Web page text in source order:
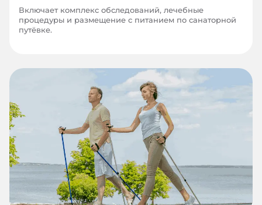
Включает комплекс обследований, лечебные
процедуры и размещение с питанием по санаторной
путёвке.